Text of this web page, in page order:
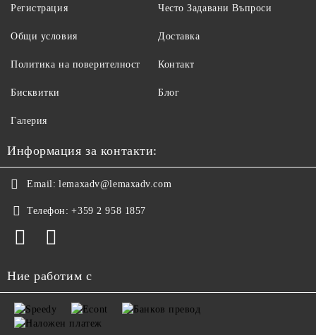
Регистрация
Общи условия
Политика на поверителност
Бисквитки
Често Задавани Въпроси
Доставка
Контакт
Блог
Галерия
Информация за контакти:
Email: lemaxadv@lemaxadv.com
Телефон: +359 2 958 1857
Ние работим с